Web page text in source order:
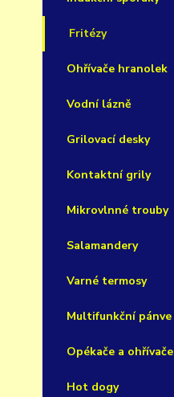
Fritézy
Ohřívače hranolek
Vodní lázně
Grilovací desky
Kontaktní grily
Mikrovlnné trouby
Salamandery
Varné termosy
Multifunkční pánve
Opékače a
Hot dogy